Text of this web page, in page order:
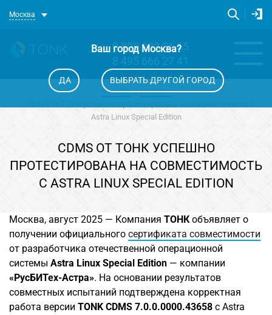
Москва
8 800 333 86 65
8 495 666 27 41
Ваш город Москва?
ДА ВЫБРАТЬ ДРУГОЙ ГОРОД
Главная
Новости
Astra Linux Special Edition
CDMS ОТ ТОНК УСПЕШНО
ПРОТЕСТИРОВАНА НА СОВМЕСТИМОСТЬ
С ASTRA LINUX SPECIAL EDITION
Москва, август 2025 — Компания ТОНКобъявляет о
получении официального сертификата совместимости
от разработчика отечественной операционной
системы Astra Linux Special Edition — компании
«РусБИТех-Астра». На основании результатов
совместных испытаний подтверждена корректная
работа версии TONK CDMS 7.0.0.0000.43658 с Astra